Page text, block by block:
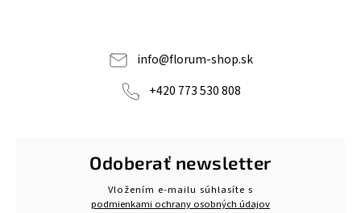
info@florum-shop.sk
+420 773 530 808
Odoberať newsletter
Vložením e-mailu súhlasíte s
podmienkami ochrany osobných údajov